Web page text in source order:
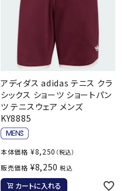
アディダス adidas テニス クラ
シックス ショーツ ショートパン
ツ テニスウェア メンズ
KY8885
本体価格 ¥8,250 （税込）
販売価格 ¥8,250 税込
カートに入れる